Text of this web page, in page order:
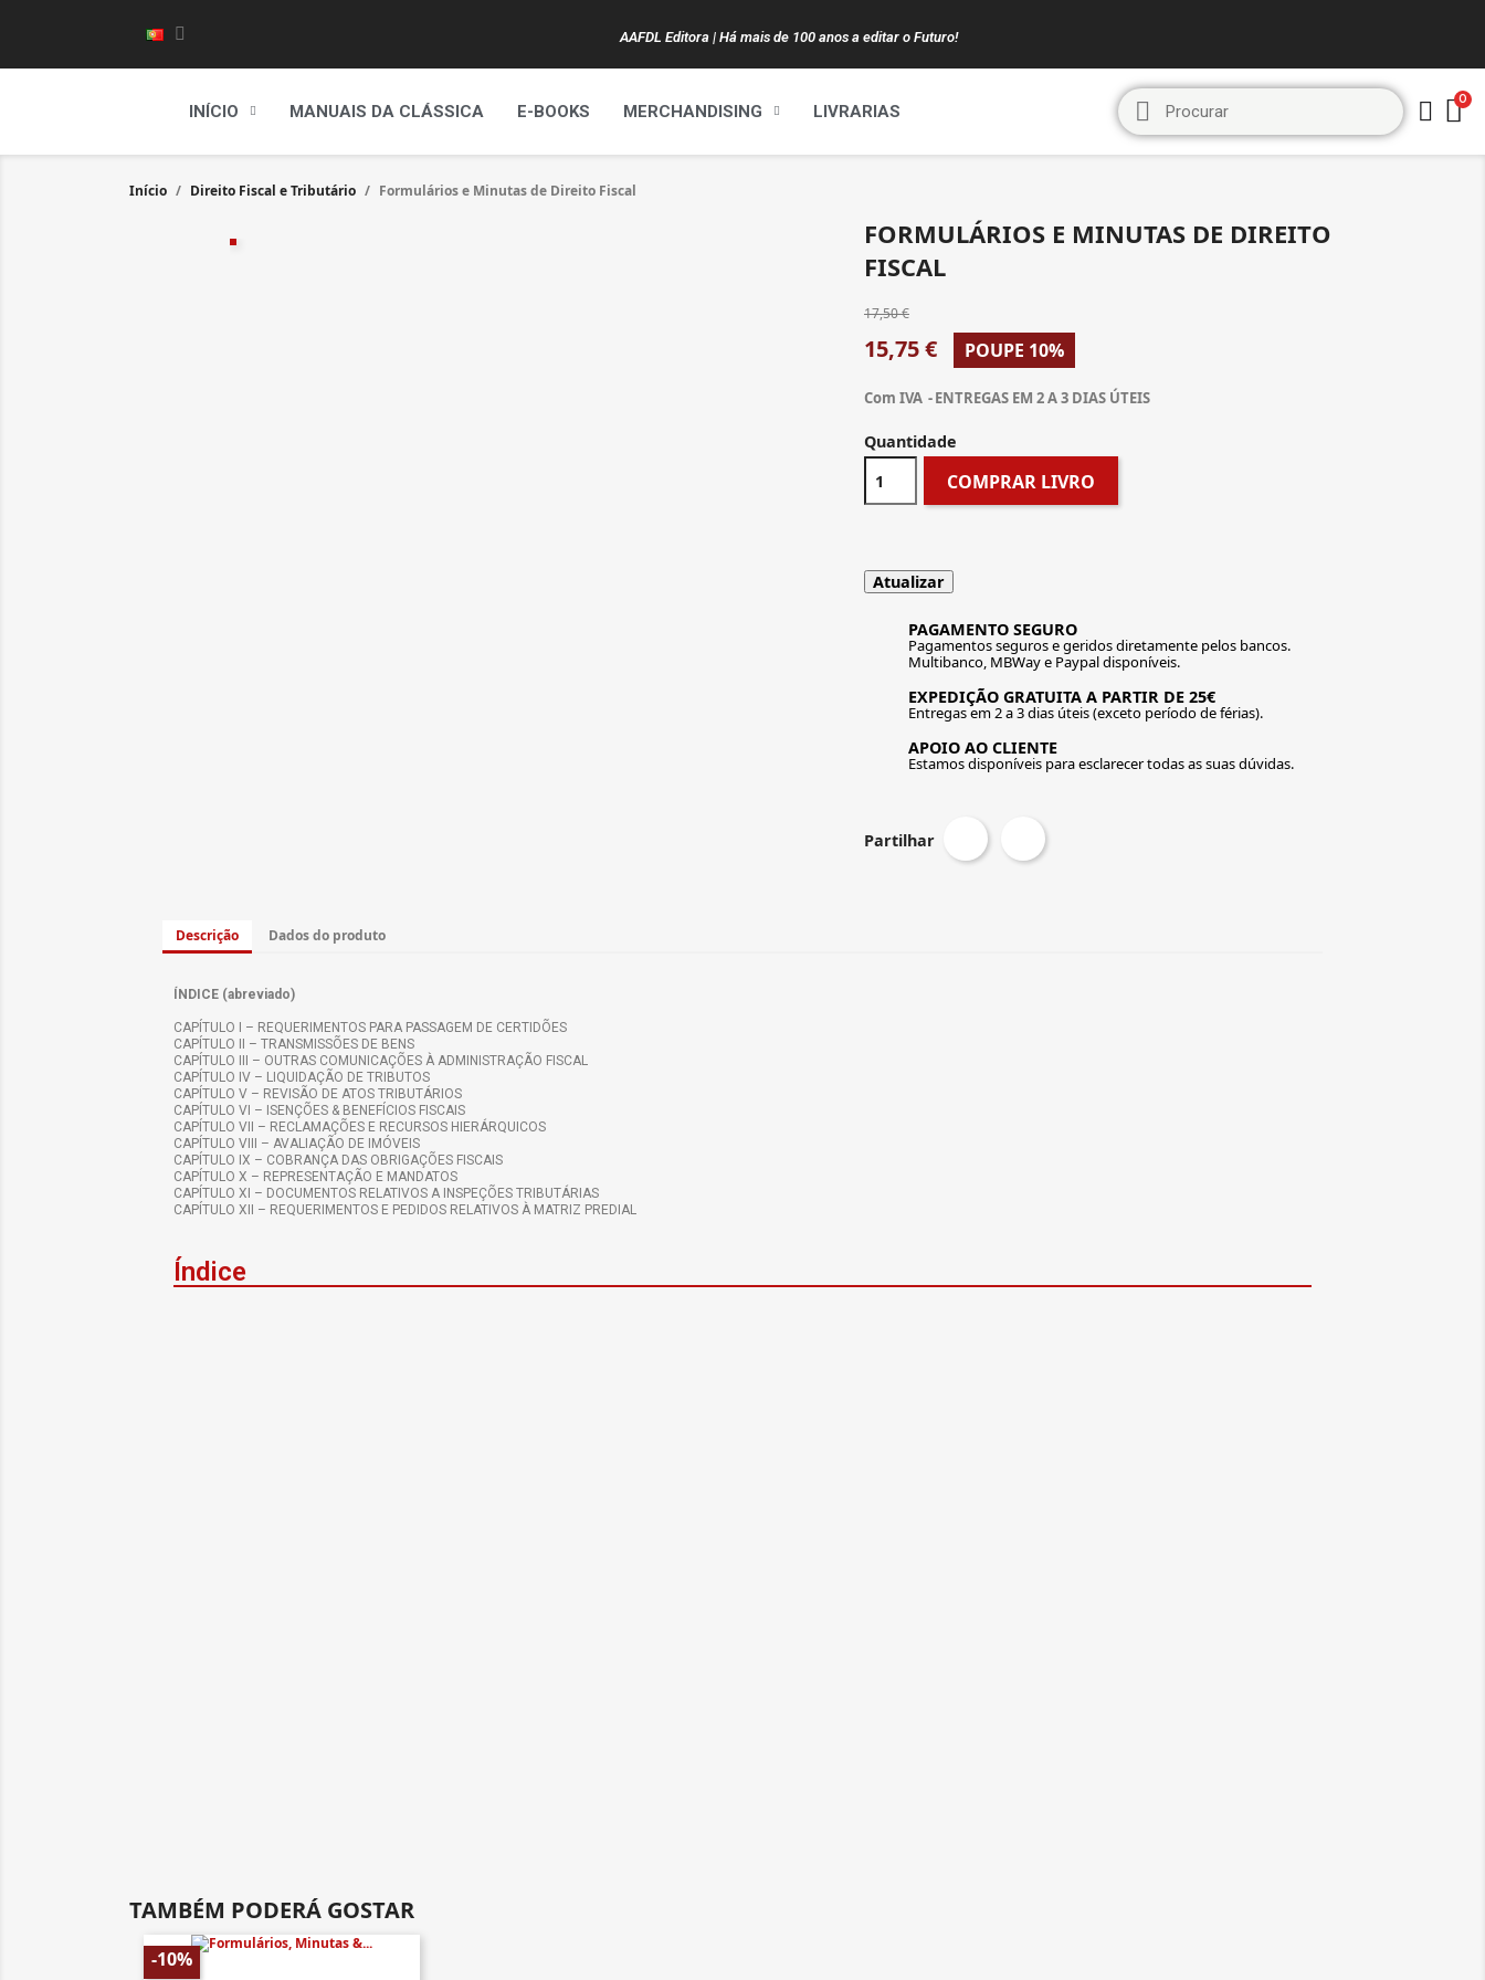
AAFDL Editora | Há mais de 100 anos a editar o Futuro!
INÍCIO MANUAIS DA CLÁSSICA E-BOOKS MERCHANDISING LIVRARIAS
Início Direito Fiscal e Tributário Formulários e Minutas de Direito Fiscal
FORMULÁRIOS E MINUTAS DE DIREITO
FISCAL
17,50 €
15,75 € POUPE 10%
Com IVA ENTREGAS EM 2 A 3 DIAS ÚTEIS
Quantidade
COMPRAR LIVRO
PAGAMENTO SEGURO
Pagamentos seguros e geridos diretamente pelos bancos.
Multibanco, MBWay e Paypal disponíveis.
EXPEDIÇÃO GRATUITA A PARTIR DE 25€
Entregas em 2 a 3 dias úteis (exceto período de férias).
APOIO AO CLIENTE
Estamos disponíveis para esclarecer todas as suas dúvidas.
Partilhar
Descrição Dados do produto
ÍNDICE (abreviado)
CAPÍTULO I – REQUERIMENTOS PARA PASSAGEM DE CERTIDÕES
CAPÍTULO II – TRANSMISSÕES DE BENS
CAPÍTULO III – OUTRAS COMUNICAÇÕES À ADMINISTRAÇÃO FISCAL
CAPÍTULO IV – LIQUIDAÇÃO DE TRIBUTOS
CAPÍTULO V – REVISÃO DE ATOS TRIBUTÁRIOS
CAPÍTULO VI – ISENÇÕES & BENEFÍCIOS FISCAIS
CAPÍTULO VII – RECLAMAÇÕES E RECURSOS HIERÁRQUICOS
CAPÍTULO VIII – AVALIAÇÃO DE IMÓVEIS
CAPÍTULO IX – COBRANÇA DAS OBRIGAÇÕES FISCAIS
CAPÍTULO X – REPRESENTAÇÃO E MANDATOS
CAPÍTULO XI – DOCUMENTOS RELATIVOS A INSPEÇÕES TRIBUTÁRIAS
CAPÍTULO XII – REQUERIMENTOS E PEDIDOS RELATIVOS À MATRIZ PREDIAL
Índice
TAMBÉM PODERÁ GOSTAR
-10%